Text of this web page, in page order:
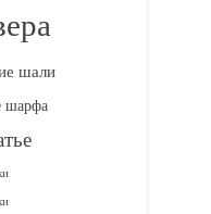
шали
шарфа